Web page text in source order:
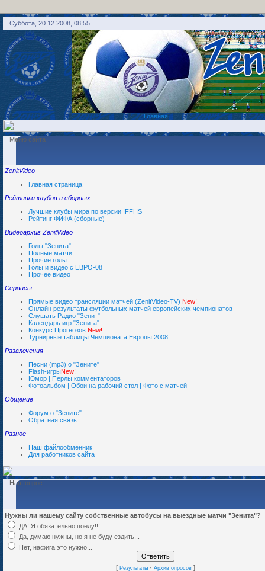
Суббота, 20.12.2008, 08:55
Главная
Меню сайта
ZenitVideo
Главная страница
Рейтинги клубов и сборных
Лучшие клубы мира по версии IFFHS
Рейтинг ФИФА (сборные)
Видеоархив ZenitVideo
Голы "Зенита"
Полные матчи
Прочие голы
Голы и видео с ЕВРО-08
Прочее видео
Сервисы
Прямые видео трансляции матчей (ZenitVideo-TV) New!
Онлайн результаты футбольных матчей европейских чемпионатов
Слушать Радио "Зенит"
Календарь игр "Зенита"
Конкурс Прогнозов New!
Турнирные таблицы Чемпионата Европы 2008
Развлечения
Песни (mp3) о "Зените"
Flash-игрыNew!
Юмор | Перлы комментаторов
Фотоальбом | Обои на рабочий стол | Фото с матчей
Общение
Форум о "Зените"
Обратная связь
Разное
Наш файлообменник
Для работников сайта
Наш опрос
Нужны ли нашему сайту собственные автобусы на выездные матчи "Зенита"?
ДА! Я обязательно поеду!!!
Да, думаю нужны, но я не буду ездить...
Нет, нафига это нужно...
[ Результаты· Архив опросов]